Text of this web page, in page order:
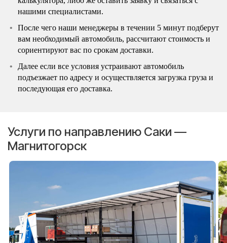
нашими специалистами.
После чего наши менеджеры в течении 5 минут подберут
вам необходимый автомобиль, рассчитают стоимость и
сориентируют вас по срокам доставки.
Далее если все условия устраивают автомобиль
подъезжает по адресу и осуществляется загрузка груза и
последующая его доставка.
Услуги по направлению Саки —
Магнитогорск